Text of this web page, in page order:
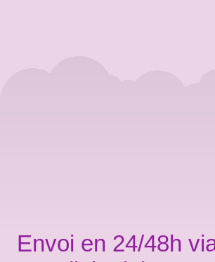
Envoi en 24/48h